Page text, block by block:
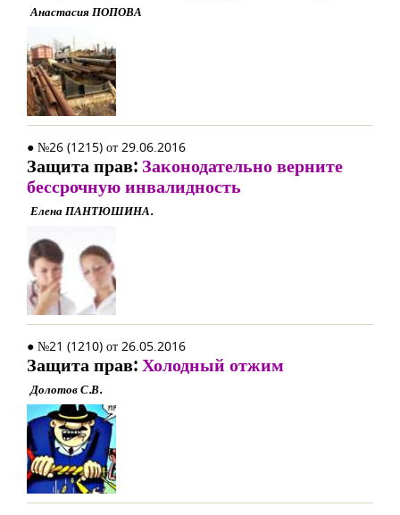
Анастасия ПОПОВА
● №26 (1215) от 29.06.2016
Защита прав: Законодательно верните
бессрочную инвалидность
Елена ПАНТЮШИНА.
● №21 (1210) от 26.05.2016
Защита прав:Холодный отжим
Долотов С.В.